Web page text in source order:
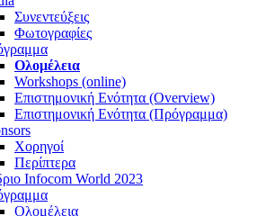
Συνεντεύξεις
Φωτογραφίες
Ολομέλεια
Workshops (online)
Επιστημονική Ενότητα (Overview)
Επιστημονική Ενότητα (Πρόγραμμα)
Χορηγοί
Περίπτερα
Infocom World 2023
Ολομέλεια